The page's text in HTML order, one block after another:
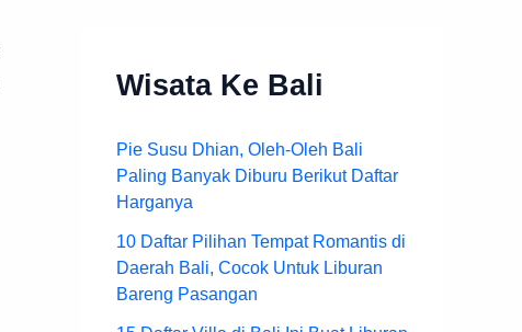
Wisata Ke Bali
Pie Susu Dhian, Oleh-Oleh Bali
Paling Banyak Diburu Berikut Daftar
Harganya
10 Daftar Pilihan Tempat Romantis di
Daerah Bali, Cocok Untuk Liburan
Bareng Pasangan